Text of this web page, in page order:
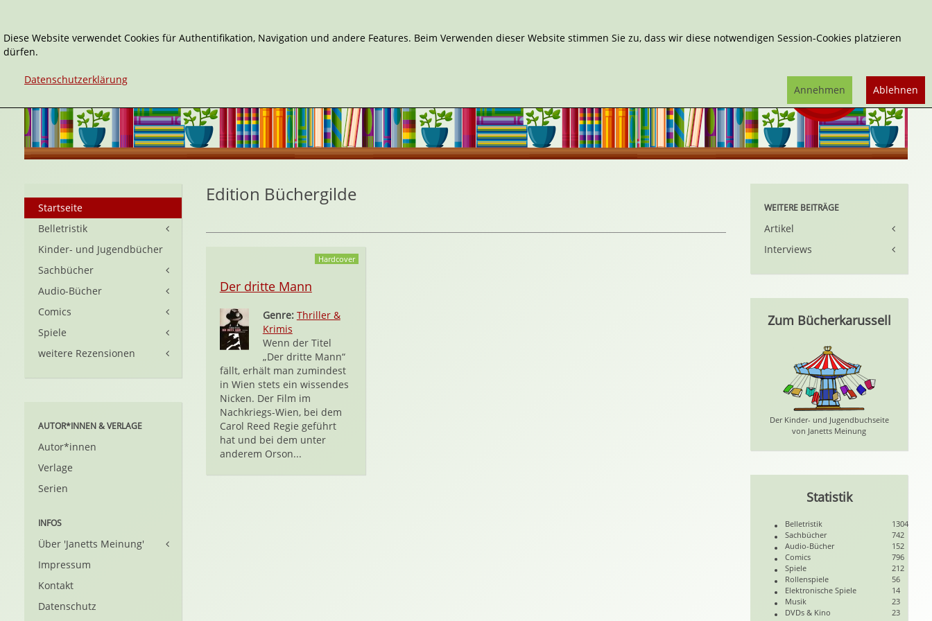
Edition Büchergilde
Hardcover
Der dritte Mann
Genre: Thriller &
Krimis
Wenn der Titel
„Der dritte Mann“
fällt, erhält man zumindest
in Wien stets ein wissendes
Nicken. Der Film im
Nachkriegs-Wien, bei dem
Carol Reed Regie geführt
hat und bei dem unter
anderem Orson...
Startseite
Belletristik
Kinder- und Jugendbücher
Sachbücher
Audio-Bücher
Comics
Spiele
weitere Rezensionen
AUTOR*INNEN & VERLAGE
Autor*innen
Verlage
Serien
INFOS
Über 'Janetts Meinung'
Impressum
Kontakt
Datenschutz
WEITERE BEITRÄGE
Artikel
Interviews
Zum Bücherkarussell
Der Kinder- und Jugendbuchseite
von Janetts Meinung
Statistik
Belletristik
1304
Sachbücher
742
Audio-Bücher
152
Comics
796
Spiele
212
Rollenspiele
56
Elektronische Spiele
14
Musik
23
DVDs & Kino
23
Diese Website verwendet Cookies für Authentifikation, Navigation und andere Features. Beim Verwenden dieser Website stimmen Sie zu, dass wir diese notwendigen Session-Cookies platzieren
dürfen.
Datenschutzerklärung
Ablehnen
Annehmen